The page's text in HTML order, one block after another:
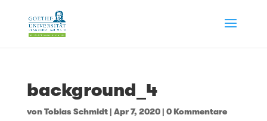
background_4
vonTobias Schmidt| Apr 7, 2020| 0 Kommentare